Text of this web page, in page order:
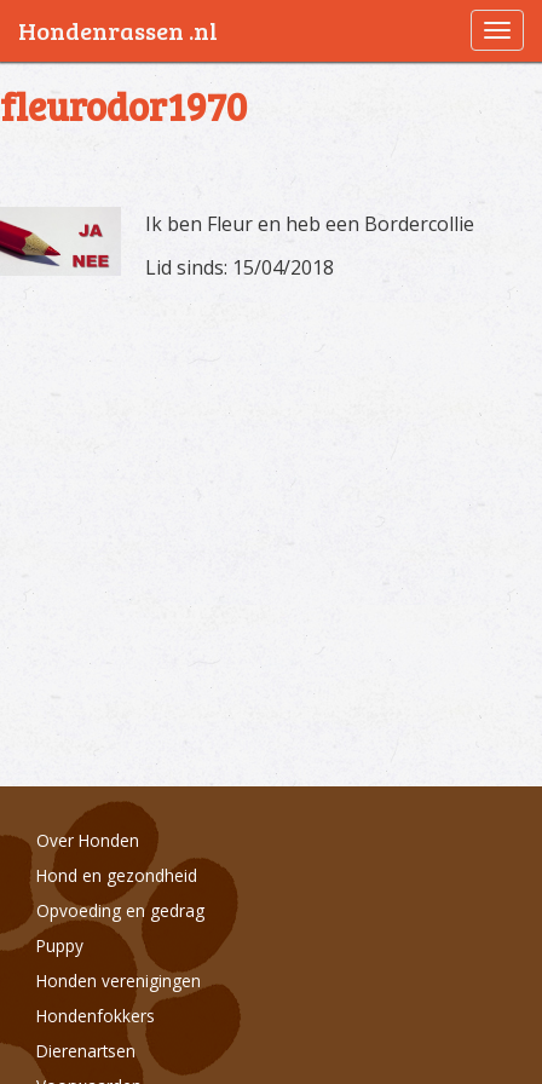
fleurodor1970
Ik ben Fleur en heb een Bordercollie
Lid sinds: 15/04/2018
Over Honden
Hond en gezondheid
Opvoeding en gedrag
Puppy
Honden verenigingen
Hondenfokkers
Dierenartsen
Hondenrassen .nl